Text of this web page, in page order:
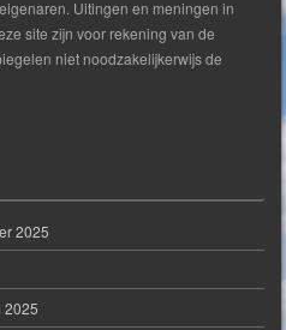
Uitingen en meningen in
site zijn voor rekening van de
niet noodzakelijkerwijs de
2025
2025